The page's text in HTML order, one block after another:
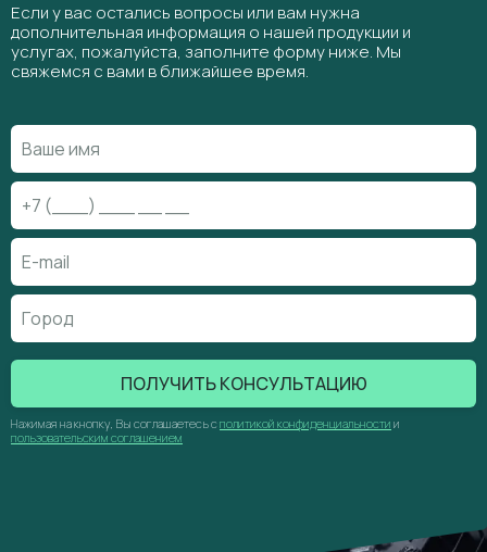
Если у вас остались вопросы или вам нужна
дополнительная информация о нашей продукции и
услугах, пожалуйста, заполните форму ниже. Мы
свяжемся с вами в ближайшее время.
Нажимая на кнопку, Вы соглашаетесь с политикой конфиденциальности и
пользовательским соглашением
ПОЛУЧИТЬ КОНСУЛЬТАЦИЮ